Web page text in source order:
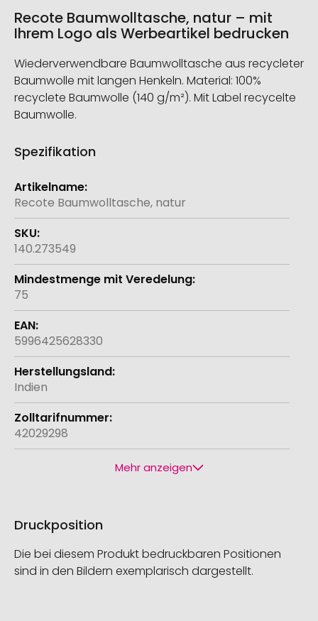
Recote Baumwolltasche, natur – mit
Ihrem Logo als Werbeartikel bedrucken
Wiederverwendbare Baumwolltasche aus recycleter
Baumwolle mit langen Henkeln. Material: 100%
recyclete Baumwolle (140 g/m²). Mit Label recycelte
Baumwolle.
Spezifikation
Weitere
Informationen
Recote Baumwolltasche, natur
140.273549
75
5996425628330
Indien
42029298
Mehr anzeigen
Druckposition
Die bei diesem Produkt bedruckbaren Positionen
sind in den Bildern exemplarisch dargestellt.